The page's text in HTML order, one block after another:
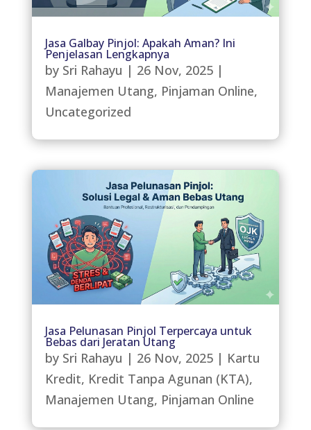
Jasa Galbay Pinjol: Apakah Aman? Ini
Penjelasan Lengkapnya
by Sri Rahayu | 26 Nov, 2025|
Manajemen Utang, Pinjaman Online,
Uncategorized
Jasa Pelunasan Pinjol Terpercaya untuk
Bebas dari Jeratan Utang
by Sri Rahayu | 26 Nov, 2025| Kartu
Kredit, Kredit Tanpa Agunan (KTA),
Manajemen Utang, Pinjaman Online